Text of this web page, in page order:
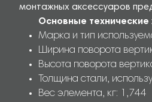
монтажных аксессуаров
Основные технические
Марка и тип
Ширина поворота
Высота поворота
Толщина стали,
Вес элемента, кг: 1,744